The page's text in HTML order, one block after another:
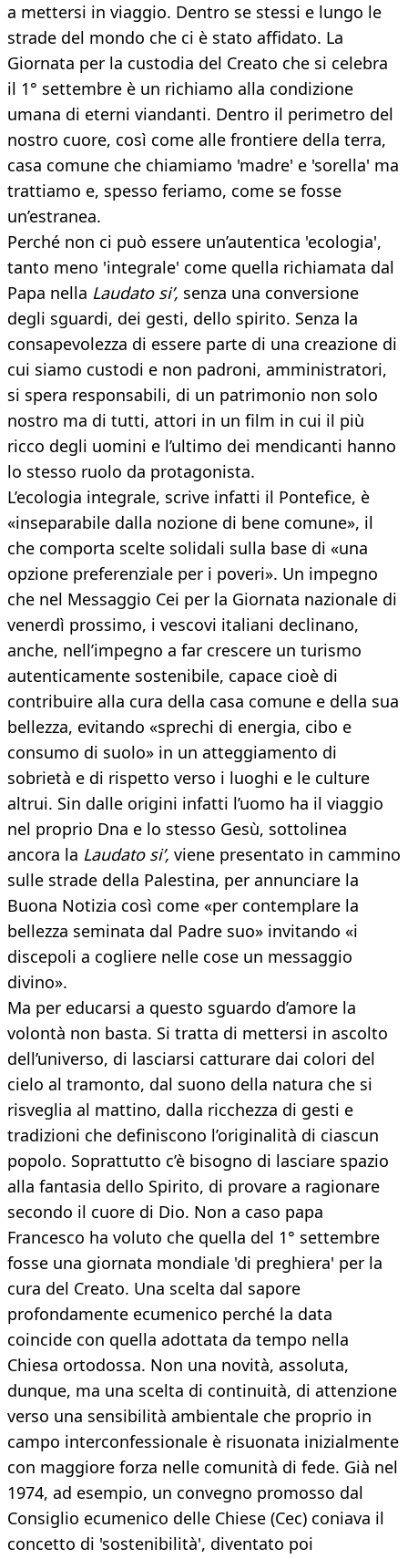
a mettersi in viaggio. Dentro se stessi e lungo le
strade del mondo che ci è stato affidato. La
Giornata per la custodia del Creato che si celebra
il 1° settembre è un richiamo alla condizione
umana di eterni viandanti. Dentro il perimetro del
nostro cuore, così come alle frontiere della terra,
casa comune che chiamiamo 'madre' e 'sorella' ma
trattiamo e, spesso feriamo, come se fosse
un’estranea.
Perché non ci può essere un’autentica 'ecologia',
tanto meno 'integrale' come quella richiamata dal
Papa nella Laudato si’, senza una conversione
degli sguardi, dei gesti, dello spirito. Senza la
consapevolezza di essere parte di una creazione di
cui siamo custodi e non padroni, amministratori,
si spera responsabili, di un patrimonio non solo
nostro ma di tutti, attori in un film in cui il più
ricco degli uomini e l’ultimo dei mendicanti hanno
lo stesso ruolo da protagonista.
L’ecologia integrale, scrive infatti il Pontefice, è
«inseparabile dalla nozione di bene comune», il
che comporta scelte solidali sulla base di «una
opzione preferenziale per i poveri». Un impegno
che nel Messaggio Cei per la Giornata nazionale di
venerdì prossimo, i vescovi italiani declinano,
anche, nell’impegno a far crescere un turismo
autenticamente sostenibile, capace cioè di
contribuire alla cura della casa comune e della sua
bellezza, evitando «sprechi di energia, cibo e
consumo di suolo» in un atteggiamento di
sobrietà e di rispetto verso i luoghi e le culture
altrui. Sin dalle origini infatti l’uomo ha il viaggio
nel proprio Dna e lo stesso Gesù, sottolinea
ancora la Laudato si’, viene presentato in cammino
sulle strade della Palestina, per annunciare la
Buona Notizia così come «per contemplare la
bellezza seminata dal Padre suo» invitando «i
discepoli a cogliere nelle cose un messaggio
divino».
Ma per educarsi a questo sguardo d’amore la
volontà non basta. Si tratta di mettersi in ascolto
dell’universo, di lasciarsi catturare dai colori del
cielo al tramonto, dal suono della natura che si
risveglia al mattino, dalla ricchezza di gesti e
tradizioni che definiscono l’originalità di ciascun
popolo. Soprattutto c’è bisogno di lasciare spazio
alla fantasia dello Spirito, di provare a ragionare
secondo il cuore di Dio. Non a caso papa
Francesco ha voluto che quella del 1° settembre
fosse una giornata mondiale 'di preghiera' per la
cura del Creato. Una scelta dal sapore
profondamente ecumenico perché la data
coincide con quella adottata da tempo nella
Chiesa ortodossa. Non una novità, assoluta,
dunque, ma una scelta di continuità, di attenzione
verso una sensibilità ambientale che proprio in
campo interconfessionale è risuonata inizialmente
con maggiore forza nelle comunità di fede. Già nel
1974, ad esempio, un convegno promosso dal
Consiglio ecumenico delle Chiese (Cec) coniava il
concetto di 'sostenibilità', diventato poi